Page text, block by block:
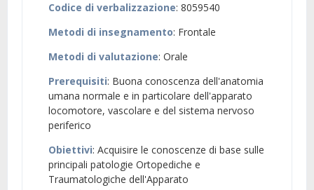
Codice di verbalizzazione: 8059540
Metodi di insegnamento: Frontale
Metodi di valutazione: Orale
Prerequisiti: Buona conoscenza dell'anatomia
umana normale e in particolare dell'apparato
locomotore, vascolare e del sistema nervoso
periferico
Obiettivi: Acquisire le conoscenze di base sulle
principali patologie Ortopediche e
Traumatologiche dell'Apparato